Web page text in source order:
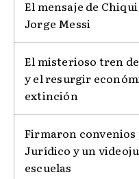
El mensaje de
Jorge Messi
El misterioso tren
y el resurgir
extinción
Firmaron convenios
Jurídico y un
escuelas